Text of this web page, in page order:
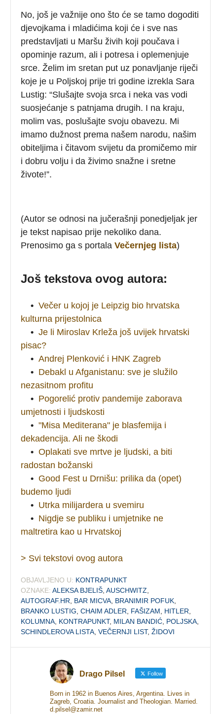
No, još je važnije ono što će se tamo dogoditi
djevojkama i mladićima koji će i sve nas
predstavljati u Maršu živih koji poučava i
opominje razum, ali i potresa i oplemenjuje
srce. Želim im sretan put uz ponavljanje riječi
koje je u Poljskoj prije tri godine izrekla Sara
Lustig: “Slušajte svoja srca i neka vas vodi
suosjećanje s patnjama drugih. I na kraju,
molim vas, poslušajte svoju obavezu. Mi
imamo dužnost prema našem narodu, našim
obiteljima i čitavom svijetu da promičemo mir
i dobru volju i da živimo snažne i sretne
živote!”.
(Autor se odnosi na jučerašnji ponedjeljak jer
je tekst napisao prije nekoliko dana.
Prenosimo ga s portalaVečernjeg lista)
Još tekstova ovog autora:
• Večer u kojoj je Leipzig bio hrvatska
kulturna prijestolnica
• Je li Miroslav Krleža još uvijek hrvatski
pisac?
• Andrej Plenković i HNK Zagreb
• Debakl u Afganistanu: sve je služilo
nezasitnom profitu
• Pogorelić protiv pandemije zaborava
umjetnosti i ljudskosti
• "Misa Mediterana" je blasfemija i
dekadencija. Ali ne škodi
• Oplakati sve mrtve je ljudski, a biti
radostan božanski
• Good Fest u Drnišu: prilika da (opet)
budemo ljudi
• Utrka milijardera u svemiru
• Nigdje se publiku i umjetnike ne
maltretira kao u Hrvatskoj
> Svi tekstovi ovog autora
OBJAVLJENO U: KONTRAPUNKT
OZNAKE: ALEKSA BJELIŠ ,AUSCHWITZ
AUTOGRAF.HR
BAR MICVA BRANIMIR POFUK
BRANKO LUSTIG ,CHAIM ADLER FAŠIZAM HITLER
KOLUMNA KONTRAPUNKT, MILAN BANDIĆ POLJSKA
SCHINDLEROVA LISTA ,VEČERNJI LIST,ŽIDOVI
Drago Pilsel Follow
Born in 1962 in Buenos Aires, Argentina. Lives in
Zagreb, Croatia. Journalist and Theologian. Married.
d.pilsel@zamir.net